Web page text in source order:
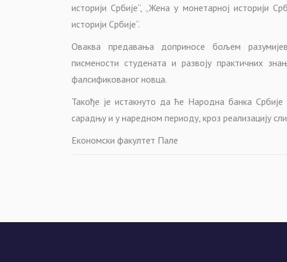
историји Србије“, „Жена у монетарној историји
историји Србије“.
Оваква предавања доприносе бољем
писмености студената и развоју практичних
фалсификованог новца.
Такође је истакнуто да ће Народна банка
сарадњу и у наредном периоду, кроз реализацију
Економски факултет Пале